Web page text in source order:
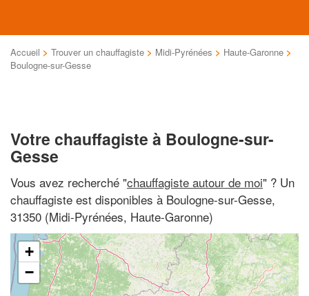
Accueil > Trouver un chauffagiste > Midi-Pyrénées > Haute-Garonne >
Boulogne-sur-Gesse
Votre chauffagiste à Boulogne-sur-
Gesse
Vous avez recherché "chauffagiste autour de moi" ? Un
chauffagiste est disponibles à Boulogne-sur-Gesse,
31350 (Midi-Pyrénées, Haute-Garonne)
+
−